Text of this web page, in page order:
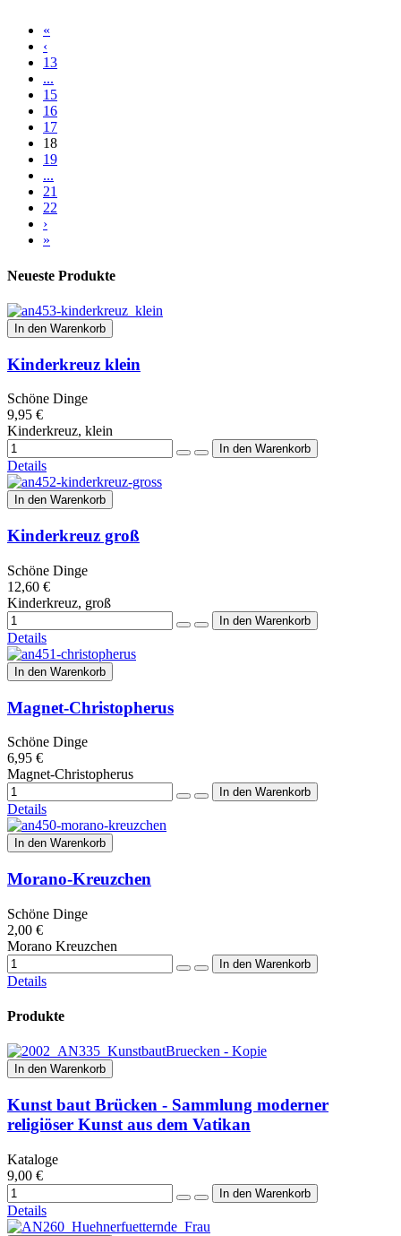
«
‹
13
...
15
16
17
18
19
...
21
22
›
»
Neueste Produkte
In den Warenkorb
Kinderkreuz klein
Schöne Dinge
9,95 €
Kinderkreuz, klein
Details
In den Warenkorb
Kinderkreuz groß
Schöne Dinge
12,60 €
Kinderkreuz, groß
Details
In den Warenkorb
Magnet-Christopherus
Schöne Dinge
6,95 €
Magnet-Christopherus
Details
In den Warenkorb
Morano-Kreuzchen
Schöne Dinge
2,00 €
Morano Kreuzchen
Details
Produkte
In den Warenkorb
Kunst baut Brücken - Sammlung moderner
religiöser Kunst aus dem Vatikan
Kataloge
9,00 €
Details